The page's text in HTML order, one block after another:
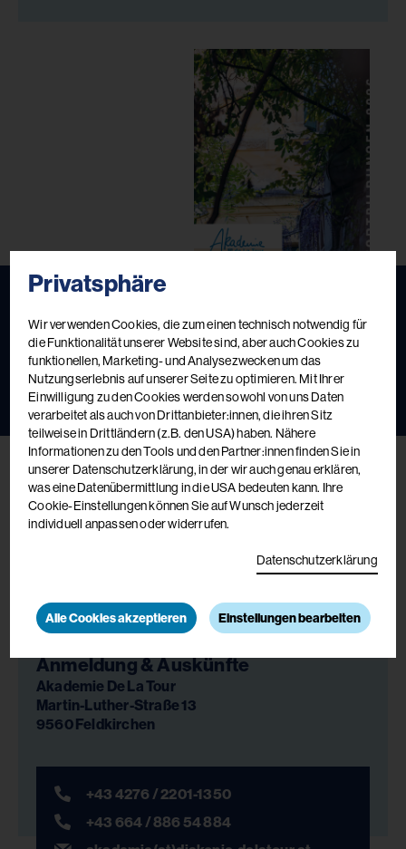
Fortbildungskatalog 2026
Das aktuelle Kursbuch
Jetzt ansehen Jetzt bestellen
Anmeldung & Auskünfte
Akademie De La Tour
Martin-Luther-Straße 13
9560 Feldkirchen
+43 4276 / 2201-1350
+43 664 / 886 54 884
Privatsphäre
Wir verwenden Cookies, die zum einen technisch notwendig für
die Funktionalität unserer Website sind, aber auch Cookies zu
funktionellen, Marketing- und Analysezwecken um das
Nutzungserlebnis auf unserer Seite zu optimieren. Mit Ihrer
Einwilligung zu den Cookies werden sowohl von uns Daten
verarbeitet als auch von Drittanbieter:innen, die ihren Sitz
teilweise in Drittländern (z.B. den USA) haben. Nähere
Informationen zu den Tools und den Partner:innen finden Sie in
unserer Datenschutzerklärung, in der wir auch genau erklären,
was eine Datenübermittlung in die USA bedeuten kann. Ihre
Cookie-Einstellungen können Sie auf Wunsch jederzeit
individuell anpassen oder widerrufen.
Datenschutzerklärung
Alle Cookies akzeptieren Einstellungen bearbeiten